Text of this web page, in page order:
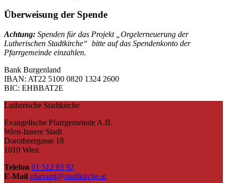
Überweisung der Spende
Achtung: Spenden für das Projekt „Orgelerneuerung der
Lutherischen Stadtkirche“ bitte auf das Spendenkonto der
Pfarrgemeinde einzahlen.
Bank Burgenland
IBAN: AT22 5100 0820 1324 2600
BIC: EHBBAT2E
Lutherische Stadtkirche
Evangelische Pfarrgemeinde A.B.
Wien-Innere Stadt
Dorotheergasse 18
1010 Wien
Telefon 01 512 83 92
E-Mail pfarramt@stadtkirche.at